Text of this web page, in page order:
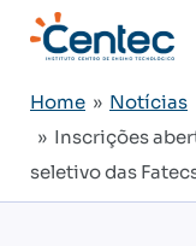
Home » Notícias
» Inscrições
seletivo das